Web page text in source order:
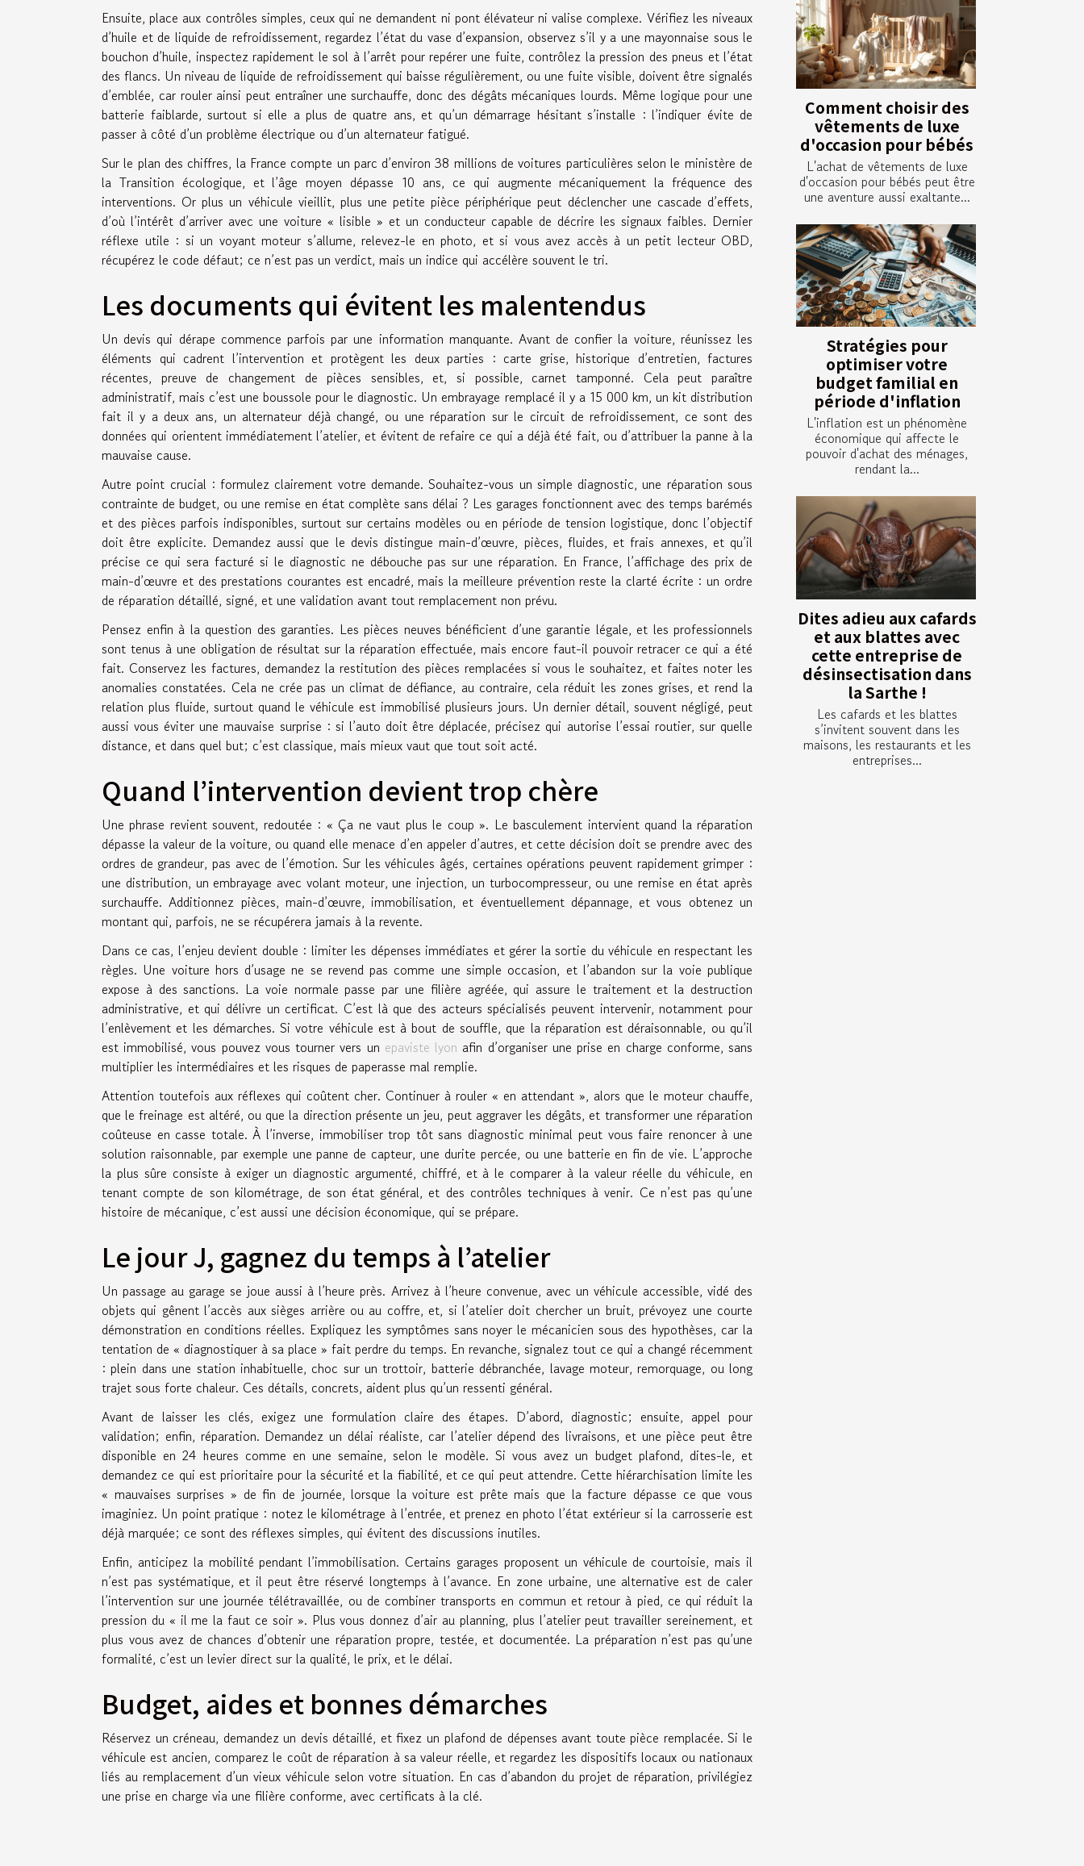
Ensuite, place aux contrôles simples, ceux qui ne demandent ni pont élévateur ni valise complexe. Vérifiez les niveaux
d’huile et de liquide de refroidissement, regardez l’état du vase d’expansion, observez s’il y a une mayonnaise sous le
bouchon d’huile, inspectez rapidement le sol à l’arrêt pour repérer une fuite, contrôlez la pression des pneus et l’état
des flancs. Un niveau de liquide de refroidissement qui baisse régulièrement, ou une fuite visible, doivent être signalés
d’emblée, car rouler ainsi peut entraîner une surchauffe, donc des dégâts mécaniques lourds. Même logique pour une
batterie faiblarde, surtout si elle a plus de quatre ans, et qu’un démarrage hésitant s’installe : l’indiquer évite de
passer à côté d’un problème électrique ou d’un alternateur fatigué.
Sur le plan des chiffres, la France compte un parc d’environ 38 millions de voitures particulières selon le ministère de
la Transition écologique, et l’âge moyen dépasse 10 ans, ce qui augmente mécaniquement la fréquence des
interventions. Or plus un véhicule vieillit, plus une petite pièce périphérique peut déclencher une cascade d’effets,
d’où l’intérêt d’arriver avec une voiture « lisible » et un conducteur capable de décrire les signaux faibles. Dernier
réflexe utile : si un voyant moteur s’allume, relevez-le en photo, et si vous avez accès à un petit lecteur OBD,
récupérez le code défaut; ce n’est pas un verdict, mais un indice qui accélère souvent le tri.
Les documents qui évitent les malentendus
Un devis qui dérape commence parfois par une information manquante. Avant de confier la voiture, réunissez les
éléments qui cadrent l’intervention et protègent les deux parties : carte grise, historique d’entretien, factures
récentes, preuve de changement de pièces sensibles, et, si possible, carnet tamponné. Cela peut paraître
administratif, mais c’est une boussole pour le diagnostic. Un embrayage remplacé il y a 15 000 km, un kit distribution
fait il y a deux ans, un alternateur déjà changé, ou une réparation sur le circuit de refroidissement, ce sont des
données qui orientent immédiatement l’atelier, et évitent de refaire ce qui a déjà été fait, ou d’attribuer la panne à la
mauvaise cause.
Autre point crucial : formulez clairement votre demande. Souhaitez-vous un simple diagnostic, une réparation sous
contrainte de budget, ou une remise en état complète sans délai ? Les garages fonctionnent avec des temps barémés
et des pièces parfois indisponibles, surtout sur certains modèles ou en période de tension logistique, donc l’objectif
doit être explicite. Demandez aussi que le devis distingue main-d’œuvre, pièces, fluides, et frais annexes, et qu’il
précise ce qui sera facturé si le diagnostic ne débouche pas sur une réparation. En France, l’affichage des prix de
main-d’œuvre et des prestations courantes est encadré, mais la meilleure prévention reste la clarté écrite : un ordre
de réparation détaillé, signé, et une validation avant tout remplacement non prévu.
Pensez enfin à la question des garanties. Les pièces neuves bénéficient d’une garantie légale, et les professionnels
sont tenus à une obligation de résultat sur la réparation effectuée, mais encore faut-il pouvoir retracer ce qui a été
fait. Conservez les factures, demandez la restitution des pièces remplacées si vous le souhaitez, et faites noter les
anomalies constatées. Cela ne crée pas un climat de défiance, au contraire, cela réduit les zones grises, et rend la
relation plus fluide, surtout quand le véhicule est immobilisé plusieurs jours. Un dernier détail, souvent négligé, peut
aussi vous éviter une mauvaise surprise : si l’auto doit être déplacée, précisez qui autorise l’essai routier, sur quelle
distance, et dans quel but; c’est classique, mais mieux vaut que tout soit acté.
Quand l’intervention devient trop chère
Une phrase revient souvent, redoutée : « Ça ne vaut plus le coup ». Le basculement intervient quand la réparation
dépasse la valeur de la voiture, ou quand elle menace d’en appeler d’autres, et cette décision doit se prendre avec des
ordres de grandeur, pas avec de l’émotion. Sur les véhicules âgés, certaines opérations peuvent rapidement grimper :
une distribution, un embrayage avec volant moteur, une injection, un turbocompresseur, ou une remise en état après
surchauffe. Additionnez pièces, main-d’œuvre, immobilisation, et éventuellement dépannage, et vous obtenez un
montant qui, parfois, ne se récupérera jamais à la revente.
Dans ce cas, l’enjeu devient double : limiter les dépenses immédiates et gérer la sortie du véhicule en respectant les
règles. Une voiture hors d’usage ne se revend pas comme une simple occasion, et l’abandon sur la voie publique
expose à des sanctions. La voie normale passe par une filière agréée, qui assure le traitement et la destruction
administrative, et qui délivre un certificat. C’est là que des acteurs spécialisés peuvent intervenir, notamment pour
l’enlèvement et les démarches. Si votre véhicule est à bout de souffle, que la réparation est déraisonnable, ou qu’il
est immobilisé, vous pouvez vous tourner vers un epaviste lyon afin d’organiser une prise en charge conforme, sans
multiplier les intermédiaires et les risques de paperasse mal remplie.
Attention toutefois aux réflexes qui coûtent cher. Continuer à rouler « en attendant », alors que le moteur chauffe,
que le freinage est altéré, ou que la direction présente un jeu, peut aggraver les dégâts, et transformer une réparation
coûteuse en casse totale. À l’inverse, immobiliser trop tôt sans diagnostic minimal peut vous faire renoncer à une
solution raisonnable, par exemple une panne de capteur, une durite percée, ou une batterie en fin de vie. L’approche
la plus sûre consiste à exiger un diagnostic argumenté, chiffré, et à le comparer à la valeur réelle du véhicule, en
tenant compte de son kilométrage, de son état général, et des contrôles techniques à venir. Ce n’est pas qu’une
histoire de mécanique, c’est aussi une décision économique, qui se prépare.
Le jour J, gagnez du temps à l’atelier
Un passage au garage se joue aussi à l’heure près. Arrivez à l’heure convenue, avec un véhicule accessible, vidé des
objets qui gênent l’accès aux sièges arrière ou au coffre, et, si l’atelier doit chercher un bruit, prévoyez une courte
démonstration en conditions réelles. Expliquez les symptômes sans noyer le mécanicien sous des hypothèses, car la
tentation de « diagnostiquer à sa place » fait perdre du temps. En revanche, signalez tout ce qui a changé récemment
: plein dans une station inhabituelle, choc sur un trottoir, batterie débranchée, lavage moteur, remorquage, ou long
trajet sous forte chaleur. Ces détails, concrets, aident plus qu’un ressenti général.
Avant de laisser les clés, exigez une formulation claire des étapes. D’abord, diagnostic; ensuite, appel pour
validation; enfin, réparation. Demandez un délai réaliste, car l’atelier dépend des livraisons, et une pièce peut être
disponible en 24 heures comme en une semaine, selon le modèle. Si vous avez un budget plafond, dites-le, et
demandez ce qui est prioritaire pour la sécurité et la fiabilité, et ce qui peut attendre. Cette hiérarchisation limite les
« mauvaises surprises » de fin de journée, lorsque la voiture est prête mais que la facture dépasse ce que vous
imaginiez. Un point pratique : notez le kilométrage à l’entrée, et prenez en photo l’état extérieur si la carrosserie est
déjà marquée; ce sont des réflexes simples, qui évitent des discussions inutiles.
Enfin, anticipez la mobilité pendant l’immobilisation. Certains garages proposent un véhicule de courtoisie, mais il
n’est pas systématique, et il peut être réservé longtemps à l’avance. En zone urbaine, une alternative est de caler
l’intervention sur une journée télétravaillée, ou de combiner transports en commun et retour à pied, ce qui réduit la
pression du « il me la faut ce soir ». Plus vous donnez d’air au planning, plus l’atelier peut travailler sereinement, et
plus vous avez de chances d’obtenir une réparation propre, testée, et documentée. La préparation n’est pas qu’une
formalité, c’est un levier direct sur la qualité, le prix, et le délai.
Budget, aides et bonnes démarches
Réservez un créneau, demandez un devis détaillé, et fixez un plafond de dépenses avant toute pièce remplacée. Si le
véhicule est ancien, comparez le coût de réparation à sa valeur réelle, et regardez les dispositifs locaux ou nationaux
liés au remplacement d’un vieux véhicule selon votre situation. En cas d’abandon du projet de réparation, privilégiez
une prise en charge via une filière conforme, avec certificats à la clé.
Comment choisir des
vêtements de luxe
d'occasion pour bébés
L'achat de vêtements de luxe
d'occasion pour bébés peut être
une aventure aussi exaltante...
Stratégies pour
optimiser votre
budget familial en
période d'inflation
L'inflation est un phénomène
économique qui affecte le
pouvoir d'achat des ménages,
rendant la...
Dites adieu aux cafards
et aux blattes avec
cette entreprise de
désinsectisation dans
la Sarthe !
Les cafards et les blattes
s’invitent souvent dans les
maisons, les restaurants et les
entreprises...